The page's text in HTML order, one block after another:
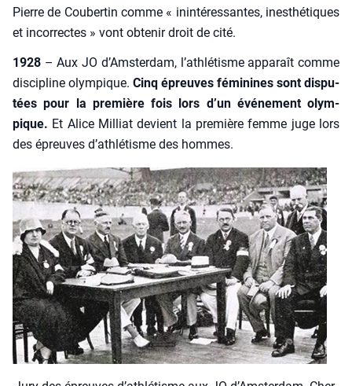
Pierre de Cou­ber­tin comme « inin­té­res­santes, ines­thé­tiques
et incor­rectes » vont obte­nir droit de cité.
1928 – Aux JO d’Amsterdam, l’athlétisme appa­raît comme
dis­ci­pline olym­pique. Cinq épreuves fémi­nines sont dis­pu­
tées pour la pre­mière fois lors d’un évé­ne­ment olym­
pique. Et Alice Mil­liat devient la pre­mière femme juge lors
des épreuves d’ath­lé­tisme des hommes.